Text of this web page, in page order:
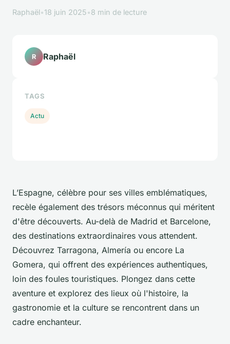
Raphaël•18 juin 2025•8 min de lecture
L’Espagne, célèbre pour ses villes emblématiques,
recèle également des trésors méconnus qui méritent
d'être découverts. Au-delà de Madrid et Barcelone,
des destinations extraordinaires vous attendent.
Découvrez Tarragona, Almería ou encore La
Gomera, qui offrent des expériences authentiques,
loin des foules touristiques. Plongez dans cette
aventure et explorez des lieux où l'histoire, la
gastronomie et la culture se rencontrent dans un
cadre enchanteur.
R Raphaël
TAGS
Actu